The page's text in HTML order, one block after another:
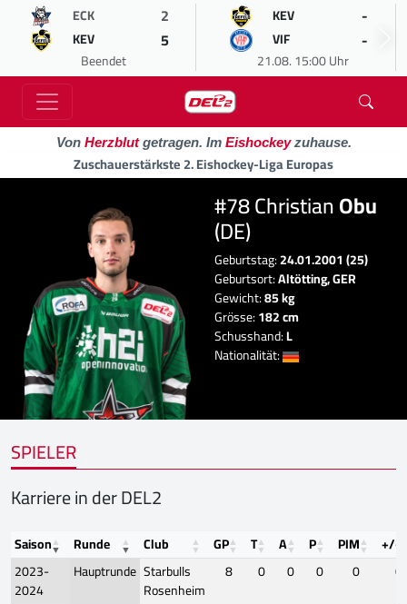
ECK 2
KEV 5
Beendet
KEV -
VIF -
21.08. 15:00 Uhr
Von Herzblutgetragen. Im Eishockeyzuhause.
Zuschauerstärkste 2. Eishockey-Liga Europas
#78 ChristianObu
(DE)
Geburtstag:24.01.2001 (25)
Geburtsort:Altötting, GER
Gewicht:85 kg
Grösse:182 cm
Schusshand:L
Nationalität:
SPIELER
Karriere in der DEL2
Saison Runde Club GP T A P PIM
+/-
2023-
2024
Hauptrunde Starbulls
Rosenheim
8 0 0 0 0
0